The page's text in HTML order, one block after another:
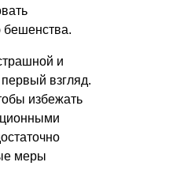
бешенства.
и
взгляд.
избежать
меры